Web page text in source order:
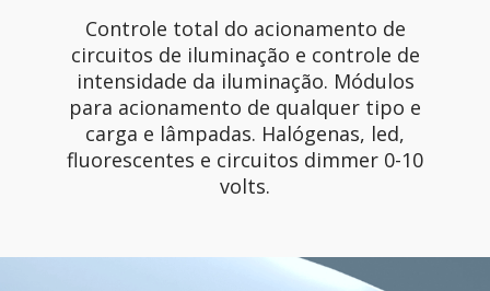
Controle total do acionamento de
circuitos de iluminação e controle de
intensidade da iluminação. Módulos
para acionamento de qualquer tipo e
carga e lâmpadas. Halógenas, led,
fluorescentes e circuitos dimmer 0-10
volts.